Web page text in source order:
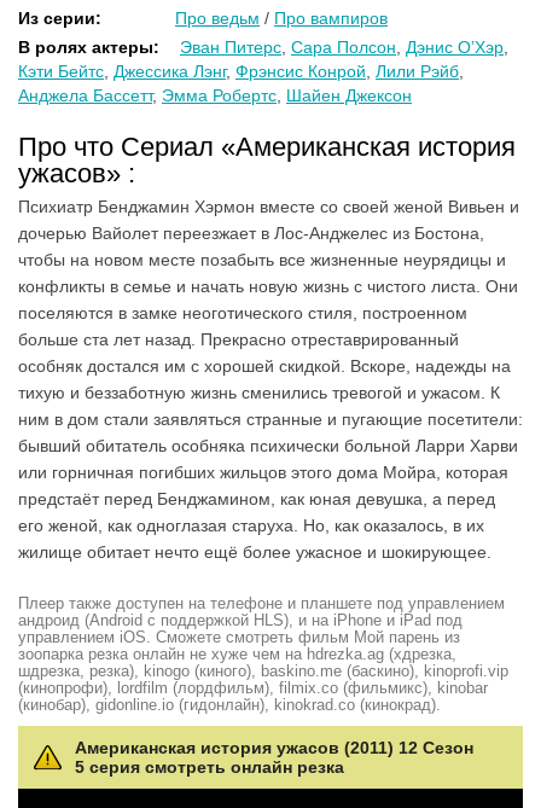
Из серии: Про ведьм / Про вампиров
В ролях актеры: Эван Питерс Сара Полсон Дэнис О’Хэр
Кэти Бейтс Джессика Лэнг, Фрэнсис Конрой Лили Рэйб
Анджела Бассетт, Эмма Робертс Шайен Джексон
Про что Сериал «Американская история
ужасов» :
Психиатр Бенджамин Хэрмон вместе со своей женой Вивьен и
дочерью Вайолет переезжает в Лос-Анджелес из Бостона,
чтобы на новом месте позабыть все жизненные неурядицы и
конфликты в семье и начать новую жизнь с чистого листа. Они
поселяются в замке неоготического стиля, построенном
больше ста лет назад. Прекрасно отреставрированный
особняк достался им с хорошей скидкой. Вскоре, надежды на
тихую и беззаботную жизнь сменились тревогой и ужасом. К
ним в дом стали заявляться странные и пугающие посетители:
бывший обитатель особняка психически больной Ларри Харви
или горничная погибших жильцов этого дома Мойра, которая
предстаёт перед Бенджамином, как юная девушка, а перед
его женой, как одноглазая старуха. Но, как оказалось, в их
жилище обитает нечто ещё более ужасное и шокирующее.
Плеер также доступен на телефоне и планшете под управлением
андроид (Android с поддержкой HLS), и на iPhone и iPad под
управлением iOS. Сможете смотреть фильм Мой парень из
зоопарка резка онлайн не хуже чем на hdrezka.ag (хдрезка,
шдрезка, резка), kinogo (киного), baskino.me (баскино), kinoprofi.vip
(кинопрофи), lordfilm (лордфильм), filmix.co (фильмикс), kinobar
(кинобар), gidonline.io (гидонлайн), kinokrad.сo (кинокрад).
Американская история ужасов (2011) 12 Сезон
5 серия смотреть онлайн резка